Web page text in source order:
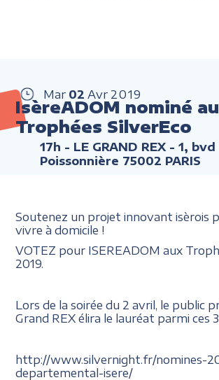
Mar 02 Avr 2019
IsèreADOM nominé
Trophées SilverEco
17h - LE GRAND REX - 1, bvd
Poissonnière 75002 PARIS
Soutenez un projet innovant isèrois
vivre à domicile !
VOTEZ pour ISEREADOM aux
2019.
Lors de la soirée du 2 avril, le public
Grand REX élira le lauréat parmi ces
http://www.silvernight.fr/nomines-
departemental-isere/